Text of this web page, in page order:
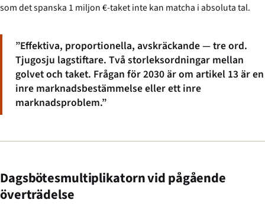
som det spanska 1 miljon €-taket inte kan matcha i absoluta tal.
”Effektiva, proportionella, avskräckande — tre ord.
Tjugosju lagstiftare. Två storleksordningar mellan
golvet och taket. Frågan för 2030 är om artikel 13 är en
inre marknadsbestämmelse eller ett inre
marknadsproblem.”
Dagsbötesmultiplikatorn vid pågående
överträdelse